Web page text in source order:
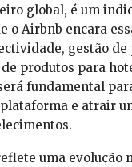
global, é um
o Airbnb encara
gestão de
produtos para
fundamental
e atrair
uma evolução